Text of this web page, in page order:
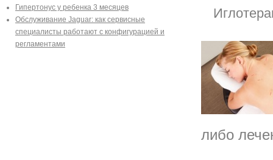
Гипертонус у ребенка 3 месяцев
Обслуживание Jaguar: как сервисные
специалисты работают с конфигурацией и
регламентами
либо